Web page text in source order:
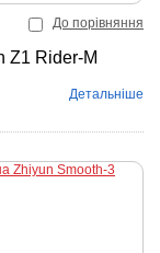
До порівняння
Z1 Rider-M
Детальніше